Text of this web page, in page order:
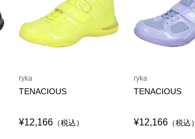
ryka
TENACIOUS
¥12,166 （税込）
ryka
TENACIOUS
¥12,166 （税込）